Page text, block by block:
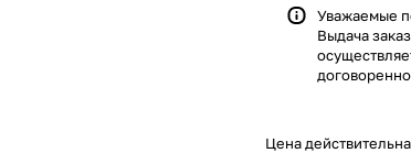
Уважаемые
Выдача
Цена